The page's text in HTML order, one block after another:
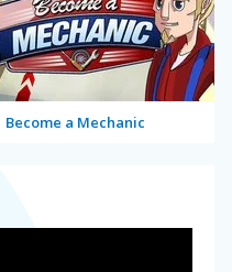
Become a Mechanic